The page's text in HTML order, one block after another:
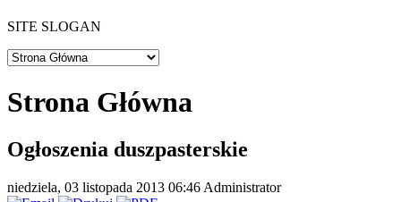
SITE SLOGAN
Strona Główna
Ogłoszenia duszpasterskie
niedziela, 03 listopada 2013 06:46 Administrator